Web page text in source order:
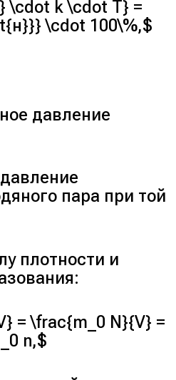
\cdot k \cdot T} =
\cdot 100\%,$
давление
пара при той
плотности и
= \frac{m_0 N}{V} =
n,$